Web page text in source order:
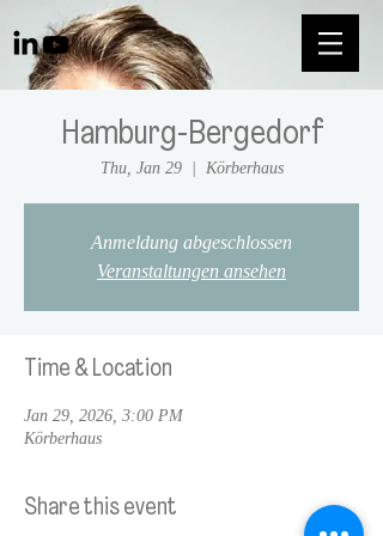
Hamburg-Bergedorf
Thu, Jan 29
  |
Körberhaus
Anmeldung abgeschlossen
Veranstaltungen ansehen
Time & Location
Jan 29, 2026, 3:00 PM
Körberhaus
Share this event